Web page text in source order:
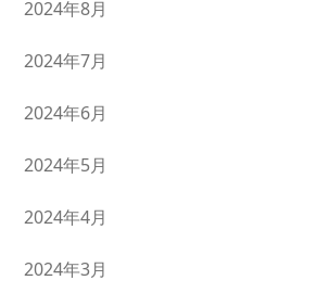
2024年8月
2024年7月
2024年6月
2024年5月
2024年4月
2024年3月